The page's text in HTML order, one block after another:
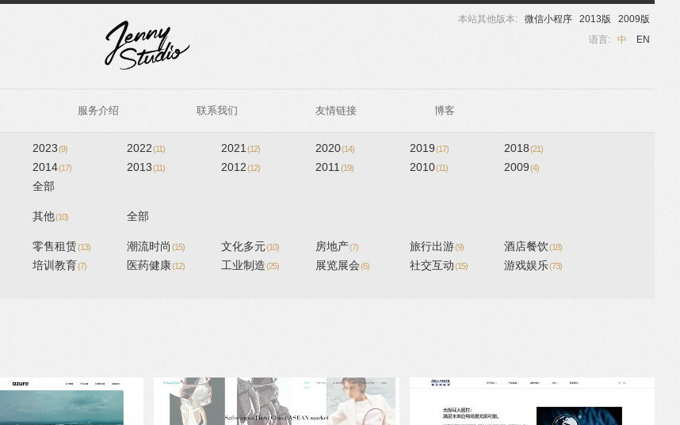
本站其他版本: 微信小程序 2013版
2009版
语言:
中 EN
服务介绍 联系我们 友情链接 博客
2023(9) 2022(11) 2021 (12) 2020(14) 2019(17) 2018(21)
2014(17) 2013(11) 2012(12) 2011 (19) 2010(11) 2009(4)
全部
其他(10) 全部
零售租赁(13) 潮流时尚 (15) 文化多元(10) 房地产(7) 旅行出游(9) 酒店餐饮(18)
培训教育(7) 医药健康(12) 工业制造(25) 展览展会(6) 社交互动(15) 游戏娱乐(73)